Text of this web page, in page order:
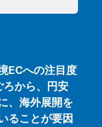
ECへの注目度
から、円安
、海外展開を
ることが要因